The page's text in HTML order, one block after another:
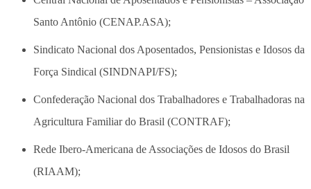
Santo Antônio (CENAP.ASA);
Sindicato Nacional dos Aposentados, Pensionistas e Idosos da
Força Sindical (SINDNAPI/FS);
Confederação Nacional dos Trabalhadores e Trabalhadoras na
Agricultura Familiar do Brasil (CONTRAF);
Rede Ibero-Americana de Associações de Idosos do Brasil
(RIAAM);